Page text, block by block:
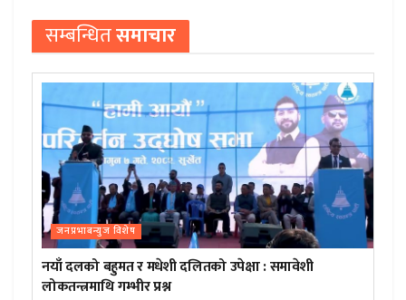
सम्बन्धितसमाचार
जनप्रभाबन्युज विशेष
नयाँ दलको बहुमत र मधेशी दलितको उपेक्षा : समावेशी
लोकतन्त्रमाथि गम्भीर प्रश्न